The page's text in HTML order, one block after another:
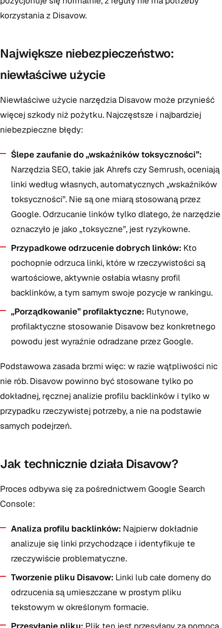
korzystania z Disavow.
Największe niebezpieczeństwo:
niewłaściwe użycie
Niewłaściwe użycie narzędzia Disavow może przynieść
więcej szkody niż pożytku. Najczęstsze i najbardziej
niebezpieczne błędy:
Ślepe zaufanie do „wskaźników toksyczności”:
Narzędzia SEO, takie jak Ahrefs czy Semrush, oceniają
linki według własnych, automatycznych „wskaźników
toksyczności”. Nie są one miarą stosowaną przez
Google. Odrzucanie linków tylko dlatego, że narzędzie
oznaczyło je jako „toksyczne”, jest ryzykowne.
Przypadkowe odrzucenie dobrych linków: Kto
pochopnie odrzuca linki, które w rzeczywistości są
wartościowe, aktywnie osłabia własny profil
backlinków, a tym samym swoje pozycje w rankingu.
„Porządkowanie” profilaktyczne: Rutynowe,
profilaktyczne stosowanie Disavow bez konkretnego
powodu jest wyraźnie odradzane przez Google.
Podstawowa zasada brzmi więc: w razie wątpliwości nic
nie rób. Disavow powinno być stosowane tylko po
dokładnej, ręcznej analizie profilu backlinków i tylko w
przypadku rzeczywistej potrzeby, a nie na podstawie
samych podejrzeń.
Jak technicznie działa Disavow?
Proces odbywa się za pośrednictwem Google Search
Console:
Analiza profilu backlinków: Najpierw dokładnie
analizuje się linki przychodzące i identyfikuje te
rzeczywiście problematyczne.
Tworzenie pliku Disavow: Linki lub całe domeny do
odrzucenia są umieszczane w prostym pliku
tekstowym w określonym formacie.